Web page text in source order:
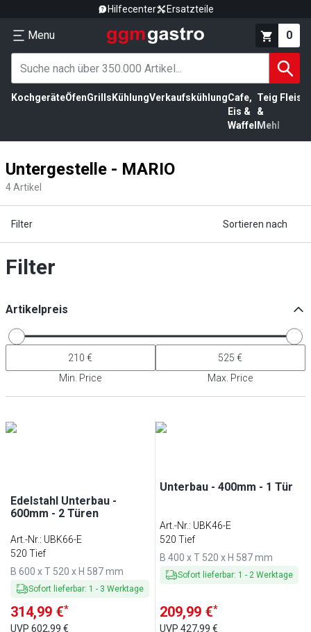
Hilfecenter Ersatzteile
Menu 0
KochgeräteÖfenGrills KühlungVerkaufskühlungCafe,
Eis &
Waffel
Teig
&
Mehl
Untergestelle - MARIO
4Artikel
Filter Sortieren nach
Filter
Artikelpreis
Min. Price Max. Price
Edelstahl Unterbau -
600mm - 2 Türen
Art.-Nr.: UBK66-E
520 Tief
B 600 x T 520 x H 587 mm
Sofort lieferbar: 1 - 3 Werktage
314,99 €*
UVP 602,99 €
Unterbau - 400mm - 1 Tür
Art.-Nr.: UBK46-E
520 Tief
B 400 x T 520 x H 587 mm
Sofort lieferbar: 1 - 2 Werktage
209,99 €*
UVP427,99 €